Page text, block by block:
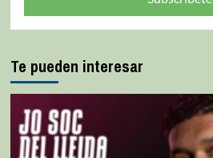
Te pueden interesar